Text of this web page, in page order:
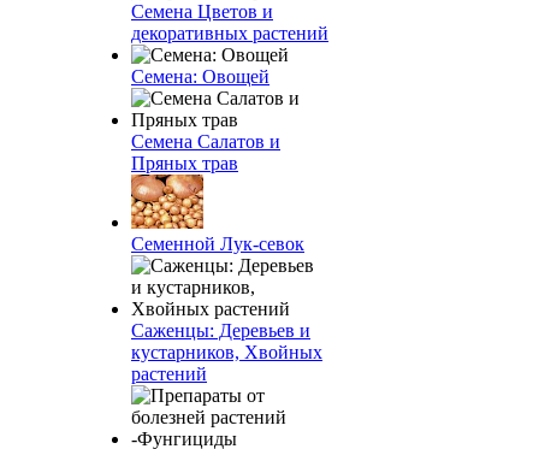
Семена Цветов и
декоративных растений
Семена: Овощей
Семена Салатов и
Пряных трав
Семенной Лук-севок
Саженцы: Деревьев и
кустарников, Хвойных
растений